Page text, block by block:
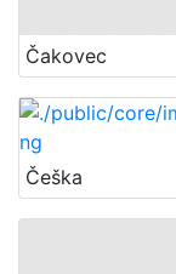
Čakovec
Češka